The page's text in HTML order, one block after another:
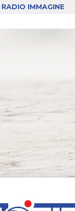
IMMAGINE